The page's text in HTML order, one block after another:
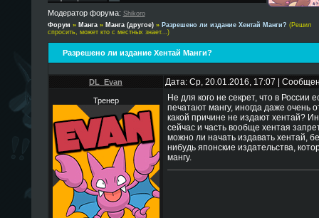
Модератор форума: Shikoro
Форум » Манга » Манга (другое) » Разрешено ли издание Хентай Манги? (Решил
спросить, может кто с местных знает...)
Разрешено ли издание Хентай Манги?
DL_Evan Дата: Ср, 20.01.2016, 17:07 |
Тренер
Не для кого не секрет, что в России
печатают мангу, иногда даже очень
какой причине не издают хентай?
сейчас и часть вообще хентая
можно ли начать издавать хентай,
нибудь японские издательства,
мангу.